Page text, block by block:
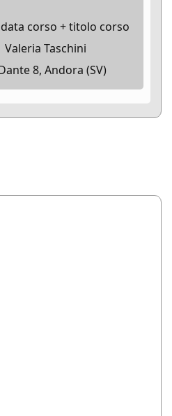
corso + titolo corso
Valeria Taschini
8, Andora (SV)